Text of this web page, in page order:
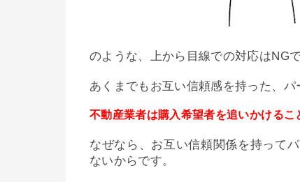
のような、上から目線での対応はNGで
あくまでもお互い信頼感を持った、
不動産業者は購入希望者を追いかけるこ
なぜなら、お互い信頼関係を持って
ないからです。